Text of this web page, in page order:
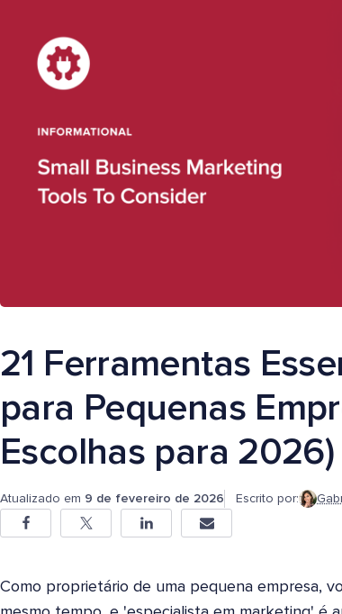
21 Ferramentas
para Pequenas
Escolhas para 2026)
Atualizado em 9 de fevereiro de 2026 Escrito por:
Como proprietário de uma pequena empresa,